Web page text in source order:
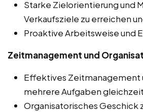
Starke Zielorientierung und
Verkaufsziele zu erreichen
Proaktive Arbeitsweise und
Zeitmanagement und
Effektives Zeitmanagement
mehrere Aufgaben
Organisatorisches Geschick